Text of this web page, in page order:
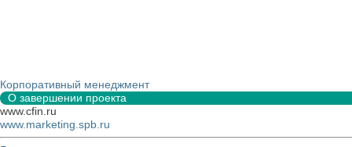
Корпоративный менеджмент
О завершении проекта
www.cfin.ru
www.marketing.spb.ru